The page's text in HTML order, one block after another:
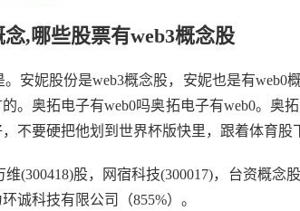
,哪些股票有web3概念股
。安妮股份是web3概念股，安妮也是有web0
。奥拓电子有web0吗奥拓电子有web0。奥
不要硬把他划到世界杯版快里，跟着体育股
(300418)股，网宿科技(300017)，台资概念
诚科技有限公司（855%）。